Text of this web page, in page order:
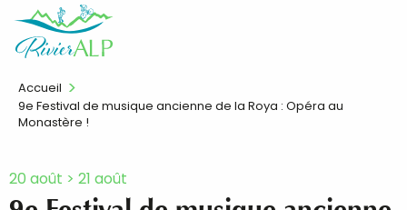
contenu
FR
Accueil
9e Festival de musique ancienne de la Roya : Opéra au
Monastère !
20 août > 21 août